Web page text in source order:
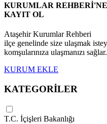
KURUMLAR REHBERİ'NE
KAYIT OL
Ataşehir Kurumlar Rehberi
ilçe genelinde size ulaşmak
komşularınıza ulaşmanızı sağlar.
KURUM EKLE
KATEGORİLER
T.C. İçişleri Bakanlığı